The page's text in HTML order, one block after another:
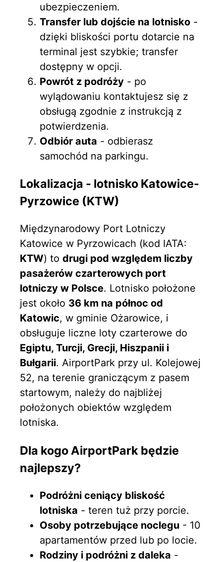
ubezpieczeniem.
Transfer lub dojście na lotnisko -
dzięki bliskości portu dotarcie na
terminal jest szybkie; transfer
dostępny w opcji.
Powrót z podróży - po
wylądowaniu kontaktujesz się z
obsługą zgodnie z instrukcją z
potwierdzenia.
Odbiór auta - odbierasz
samochód na parkingu.
Lokalizacja - lotnisko Katowice-
Pyrzowice (KTW)
Międzynarodowy Port Lotniczy
Katowice w Pyrzowicach (kod IATA:
KTW) to drugi pod względem liczby
pasażerów czarterowych port
lotniczy w Polsce. Lotnisko położone
jest około 36 km na północ od
Katowic, w gminie Ożarowice, i
obsługuje liczne loty czarterowe do
Egiptu, Turcji, Grecji, Hiszpanii i
Bułgarii. AirportPark przy ul. Kolejowej
52, na terenie graniczącym z pasem
startowym, należy do najbliżej
położonych obiektów względem
lotniska.
Dla kogo AirportPark będzie
najlepszy?
Podróżni ceniący bliskość
lotniska - teren tuż przy porcie.
Osoby potrzebujące noclegu - 10
apartamentów przed lub po locie.
Rodziny i podróżni z daleka -